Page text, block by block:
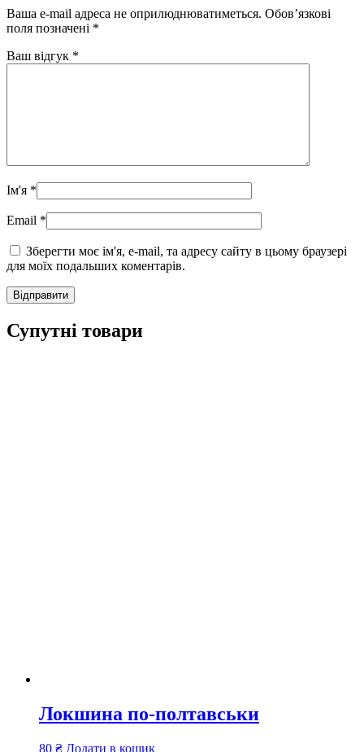
Ваша e-mail адреса не оприлюднюватиметься. Обов’язкові
поля позначені *
Ваш відгук *
Ім'я *
Email *
Зберегти моє ім'я, e-mail, та адресу сайту в цьому браузері
для моїх подальших коментарів.
Супутні товари
Локшина по-полтавськи
80 ₴ Додати в кошик